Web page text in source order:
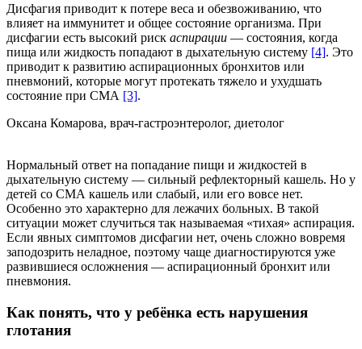
Дисфагия приводит к потере веса и обезвоживанию, что
влияет на иммунитет и общее состояние организма. При
дисфагии есть высокий риск аспирации — состояния, когда
пища или жидкость попадают в дыхательную систему [4]. Это
приводит к развитию аспирационных бронхитов или
пневмоний, которые могут протекать тяжело и ухудшать
состояние при СМА [3].
Оксана Комарова, врач-гастроэнтеролог, диетолог
Нормальный ответ на попадание пищи и жидкостей в
дыхательную систему — сильный рефлекторный кашель. Но у
детей со СМА кашель или слабый, или его вовсе нет.
Особенно это характерно для лежачих больных. В такой
ситуации может случиться так называемая «тихая» аспирация.
Если явных симптомов дисфагии нет, очень сложно вовремя
заподозрить неладное, поэтому чаще диагностируются уже
развившиеся осложнения — аспирационный бронхит или
пневмония.
Как понять, что у ребёнка есть нарушения
глотания